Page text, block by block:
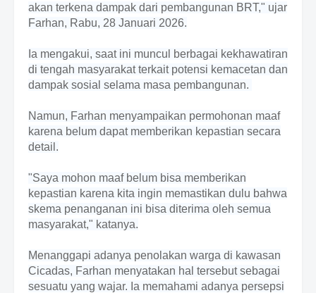
akan terkena dampak dari pembangunan BRT," ujar
Farhan, Rabu, 28 Januari 2026.
Ia mengakui, saat ini muncul berbagai kekhawatiran
di tengah masyarakat terkait potensi kemacetan dan
dampak sosial selama masa pembangunan.
Namun, Farhan menyampaikan permohonan maaf
karena belum dapat memberikan kepastian secara
detail.
"Saya mohon maaf belum bisa memberikan
kepastian karena kita ingin memastikan dulu bahwa
skema penanganan ini bisa diterima oleh semua
masyarakat," katanya.
Menanggapi adanya penolakan warga di kawasan
Cicadas, Farhan menyatakan hal tersebut sebagai
sesuatu yang wajar. Ia memahami adanya persepsi